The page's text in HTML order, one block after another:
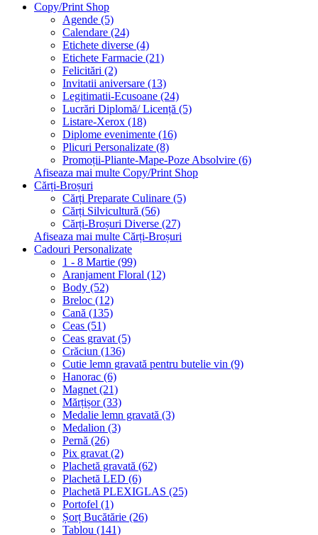
Copy/Print Shop
Agende (5)
Calendare (24)
Etichete diverse (4)
Etichete Farmacie (21)
Felicitări (2)
Invitatii aniversare (13)
Legitimatii-Ecusoane (24)
Lucrări Diplomă/ Licență (5)
Listare-Xerox (18)
Diplome evenimente (16)
Plicuri Personalizate (8)
Promoții-Pliante-Mape-Poze Absolvire (6)
Afiseaza mai multe Copy/Print Shop
Cărți-Broșuri
Cărți Preparate Culinare (5)
Cărți Silvicultură (56)
Cărți-Broșuri Diverse (27)
Afiseaza mai multe Cărți-Broșuri
Cadouri Personalizate
1 - 8 Martie (99)
Aranjament Floral (12)
Body (52)
Breloc (12)
Cană (135)
Ceas (51)
Ceas gravat (5)
Crăciun (136)
Cutie lemn gravată pentru butelie vin (9)
Hanorac (6)
Magnet (21)
Mărțișor (33)
Medalie lemn gravată (3)
Medalion (3)
Pernă (26)
Pix gravat (2)
Plachetă gravată (62)
Plachetă LED (6)
Plachetă PLEXIGLAS (25)
Portofel (1)
Șorț Bucătărie (26)
Tablou (141)